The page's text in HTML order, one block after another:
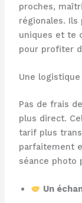
proches,
régionales. Ils
uniques et te
pour profiter
Une
Pas de frais
plus direct.
tarif plus
parfaitement
séance photo
Un